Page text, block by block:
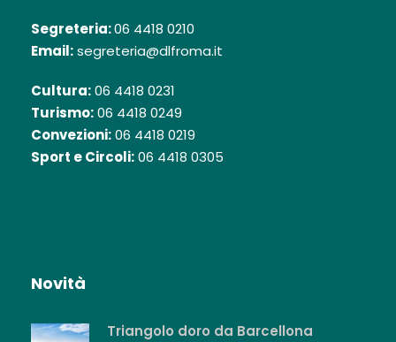
Segreteria:06 4418 0210
Email:segreteria@dlfroma.it
Cultura:06 4418 0231
Turismo:06 4418 0249
Convezioni:06 4418 0219
Sport e Circoli:06 4418 0305
Novità
Triangolo doro da Barcellona